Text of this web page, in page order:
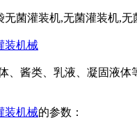
装机械
、酱类、乳液、凝固液体
装机械的参数：